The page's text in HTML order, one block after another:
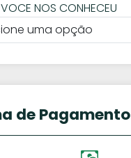
NOS CONHECEU
de Pagamento